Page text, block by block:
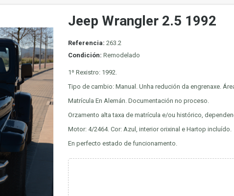
Jeep Wrangler 2.5 1992
Referencia: 263.2
Condición: Remodelado
1º Rexistro: 1992.
Tipo de cambio: Manual. Unha redución da engrenaxe.
Matrícula En Alemán. Documentación no proceso.
Orzamento alta taxa de matrícula e/ou histórico,
Motor: 4/2464. Cor: Azul, interior orixinal e Hartop incluído.
En perfecto estado de funcionamento.